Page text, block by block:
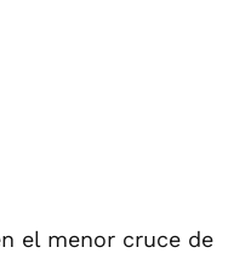
el menor cruce de